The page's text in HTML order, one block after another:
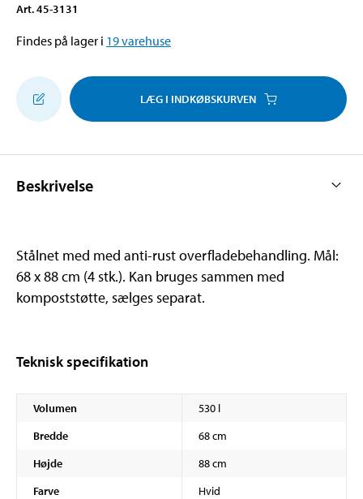
Art.45-3131
Findes på lager i 19varehuse
LÆG I INDKØBSKURVEN
Beskrivelse
Stålnet med med anti-rust overfladebehandling. Mål:
68 x 88 cm (4 stk.). Kan bruges sammen med
kompoststøtte, sælges separat.
Teknisk specifikation
Volumen
530 l
Bredde
68 cm
Højde
88 cm
Farve
Hvid